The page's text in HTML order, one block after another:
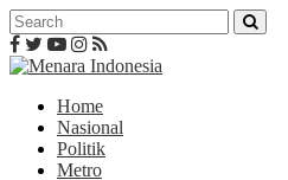
Home
Nasional
Politik
Metro